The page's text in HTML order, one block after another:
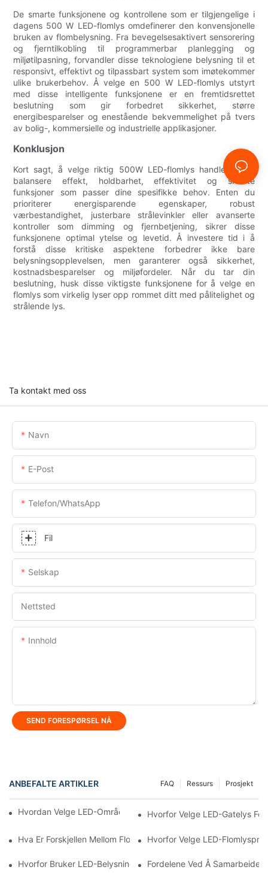
De smarte funksjonene og kontrollene som er tilgjengelige i
dagens 500 W LED-flomlys omdefinerer den konvensjonelle
bruken av flombelysning. Fra bevegelsesaktivert sensorering
og fjerntilkobling til programmerbar planlegging og
miljøtilpasning, forvandler disse teknologiene belysning til et
responsivt, effektivt og tilpassbart system som imøtekommer
ulike brukerbehov. Å velge en 500 W LED-flomlys utstyrt
med disse intelligente funksjonene er en fremtidsrettet
beslutning som gir forbedret sikkerhet, større
energibesparelser og enestående bekvemmelighet på tvers
av bolig-, kommersielle og industrielle applikasjoner.
Konklusjon
Kort sagt, å velge riktig 500W LED-flomlys handler om å
balansere effekt, holdbarhet, effektivitet og smarte
funksjoner som passer dine spesifikke behov. Enten du
prioriterer energisparende egenskaper, robust
værbestandighet, justerbare strålevinkler eller avanserte
kontroller som dimming og fjernbetjening, sikrer disse
funksjonene optimal ytelse og levetid. Å investere tid i å
forstå disse kritiske aspektene forbedrer ikke bare
belysningsopplevelsen, men garanterer også sikkerhet,
kostnadsbesparelser og miljøfordeler. Når du tar din
beslutning, husk disse viktigste funksjonene for å velge en
flomlys som virkelig lyser opp rommet ditt med pålitelighet og
strålende lys.
Ta kontakt med oss
Navn
E-Post
Telefon/whatsApp
Fil
Selskap
Nettsted
Innhold
SEND FORESPØRSEL NÅ
ANBEFALTE ARTIKLER Prosjekt
Ressurs
FAQ
Hvordan Velge LED-Områdelys For Parkeringsplasser?
Hvorfor Velge LED-Gatelys
Hva Er Forskjellen Mellom Flomlys Og LED-Tunnellys?
Hvorfor Velge LED-
Hvorfor Bruker LED-Belysning Mindre Energi Enn Andre
Fordelene Ved Å Samarbeide